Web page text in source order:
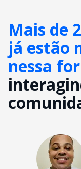
Mais de
já estão
nessa